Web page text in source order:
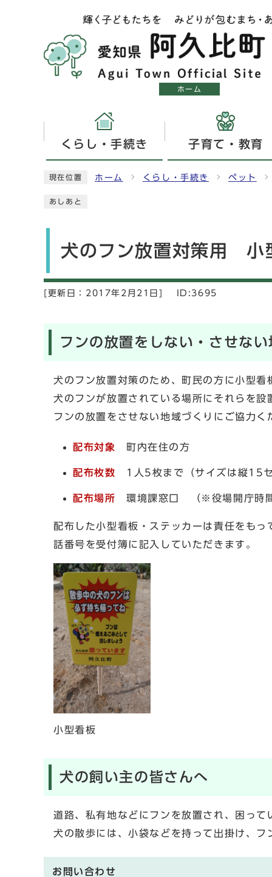
ホーム
くらし・手続き 子育て・教育
現在位置 ホーム くらし・手続き ペット
あしあと
犬のフン放置対策用 小
[更新日： 2017年2月21日] ID:3695
フンの放置をしない・させな
犬のフン放置対策のため、町民の方に小型看
犬のフンが放置されている場所にそれらを
フンの放置をさせない地域づくりにご協力く
配布対象 町内在住の方
配布枚数 1人5枚まで（サイズは縦15
配布場所 環境課窓口 （※役場開庁時間
配布した小型看板・ステッカーは責任をも
話番号を受付簿に記入していただきます。
小型看板
犬の飼い主の皆さんへ
道路、私有地などにフンを放置され、困って
犬の散歩には、小袋などを持って出掛け、フ
お問い合わせ